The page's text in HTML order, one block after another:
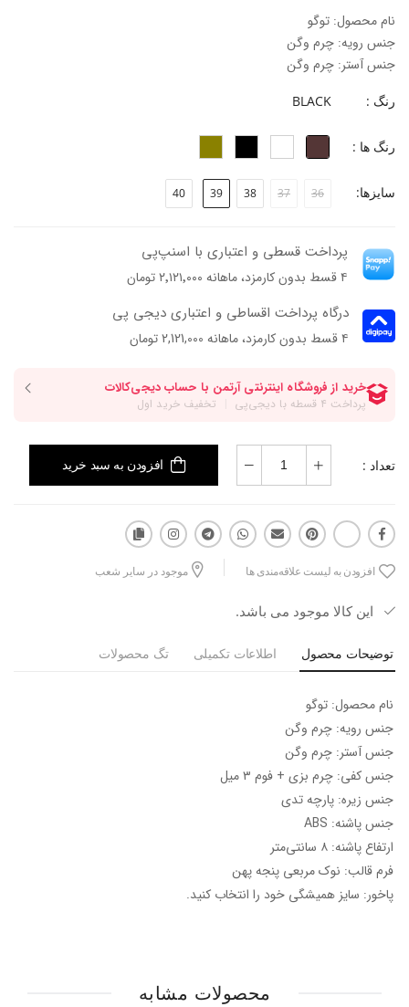
نام محصول: توگو
جنس رویه: چرم وگن
جنس آستر: چرم وگن
جنس زیره: پارچه تدی
ارتفاع پاشنه: ۸ سانتی‌متر
فرم قالب: نوک مربعی پنجه پهن
پاخور: سایز همیشگی خود را انتخاب کنید.
رنگ : BLACK
رنگ ها :
سایزها: 36
37
38
39
40
پرداخت قسطی و اعتباری با اسنپ‌پی
۴ قسط بدون کارمزد، ماهانه ۲٬۱۲۱٬۰۰۰ تومان
درگاه پرداخت اقساطی و اعتباری دیجی پی
۴ قسط بدون کارمزد، ماهانه 2,121,000 تومان
تعداد : افزودن به سبد خرید
افزودن به لیست علاقه‌مندی ها موجود در سایر شعب
این کالا موجود می باشد.
توضیحات محصول اطلاعات تکمیلی تگ محصولات
نام محصول: توگو
جنس رویه: چرم وگن
جنس آستر: چرم وگن
جنس کفی: چرم بزی + فوم ۳ میل
جنس زیره: پارچه تدی
جنس پاشنه: ABS
ارتفاع پاشنه: ۸ سانتی‌متر
فرم قالب: نوک مربعی پنجه پهن
پاخور: سایز همیشگی خود را انتخاب کنید.
محصولات مشابه